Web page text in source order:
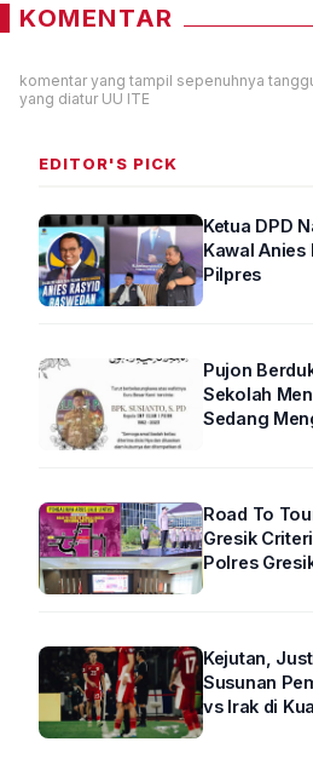
KOMENTAR
komentar yang tampil sepenuhnya
yang diatur UU ITE
EDITOR'S PICK
Ketua DPD
Kawal Anies
Pilpres
Pujon Berduka, Seorang
Sekolah
Sedang
Road To
Gresik
Polres
Kejutan,
Susunan
vs Irak di